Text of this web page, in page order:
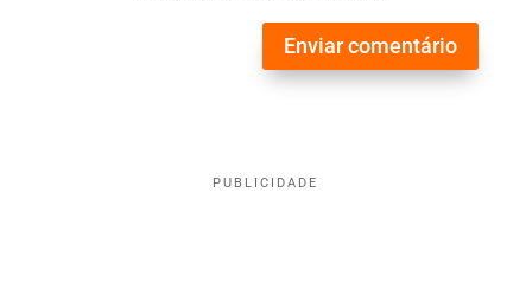
Enviar comentário
PUBLICIDADE